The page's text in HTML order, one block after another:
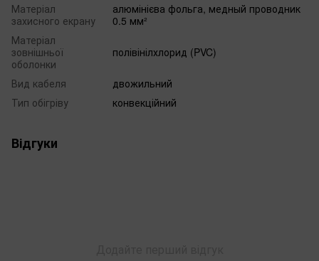
Матеріал
захисного екрану
алюмінієва фольга, медный проводник
0.5 мм²
Матеріал
зовнішньої
оболонки
полівінілхлорид (PVC)
Вид кабеля
двожильний
Тип обігріву
конвекційний
Відгуки